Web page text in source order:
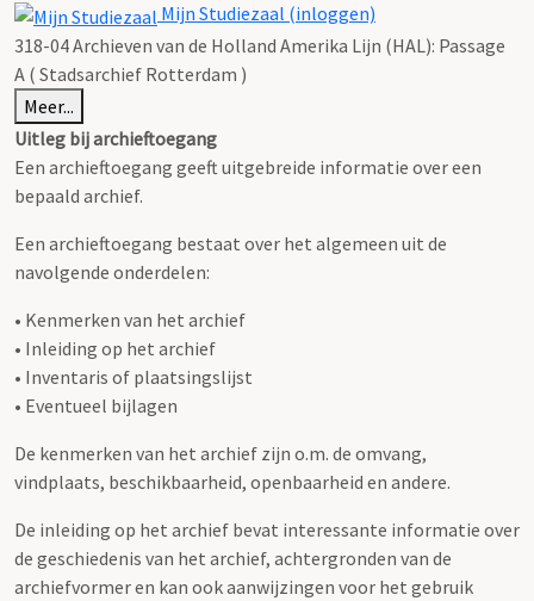
Mijn Studiezaal (inloggen)
318-04 Archieven van de Holland Amerika Lijn (HAL): Passage
A ( Stadsarchief Rotterdam )
Meer...
Uitleg bij archieftoegang
Een archieftoegang geeft uitgebreide informatie over een
bepaald archief.
Een archieftoegang bestaat over het algemeen uit de
navolgende onderdelen:
• Kenmerken van het archief
• Inleiding op het archief
• Inventaris of plaatsingslijst
• Eventueel bijlagen
De kenmerken van het archief zijn o.m. de omvang,
vindplaats, beschikbaarheid, openbaarheid en andere.
De inleiding op het archief bevat interessante informatie over
de geschiedenis van het archief, achtergronden van de
archiefvormer en kan ook aanwijzingen voor het gebruik